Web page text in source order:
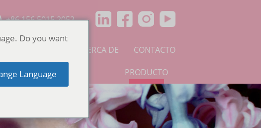
+86 156 5015 2052
CONTACTO
ACERCA DE
PRODUCTO
Do you want
Language